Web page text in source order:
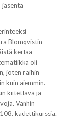
jäsentä
Blomqvistin
kertaa
oli
joten näihin
kuin aiemmin.
kiitettävä ja
Vanhin
kadettikurssia.